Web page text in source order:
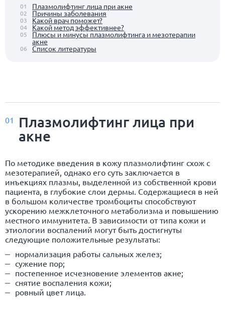
01 Плазмолифтинг лица при акне
02 Причины заболевания
03 Какой врач поможет?
04 Какой метод эффективнее?
05 Плюсы и минусы плазмолифтинга и мезотерапии
акне
06 Список литературы
01
Плазмолифтинг лица при
акне
По методике введения в кожу плазмолифтинг схож с
мезотерапией, однако его суть заключается в
инъекциях плазмы, выделенной из собственной крови
пациента, в глубокие слои дермы. Содержащиеся в ней
в большом количестве тромбоциты способствуют
ускорению межклеточного метаболизма и повышению
местного иммунитета. В зависимости от типа кожи и
этиологии воспалений могут быть достигнуты
следующие положительные результаты:
нормализация работы сальных желез;
сужение пор;
постепенное исчезновение элементов акне;
снятие воспаления кожи;
ровный цвет лица.